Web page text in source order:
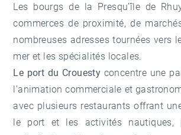
Les bourgs de la Presqu’île de
commerces de proximité, de
nombreuses adresses tournées vers
mer et les spécialités locales.
Le port du Crouesty concentre une
l’animation commerciale et
avec plusieurs restaurants offrant
le port et les activités nautiques,